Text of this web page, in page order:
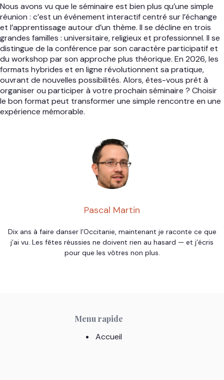
Nous avons vu que le séminaire est bien plus qu’une simple
réunion : c’est un événement interactif centré sur l’échange
et l’apprentissage autour d’un thème. Il se décline en trois
grandes familles : universitaire, religieux et professionnel. Il se
distingue de la conférence par son caractère participatif et
du workshop par son approche plus théorique. En 2026, les
formats hybrides et en ligne révolutionnent sa pratique,
ouvrant de nouvelles possibilités. Alors, êtes-vous prêt à
organiser ou participer à votre prochain séminaire ? Choisir
le bon format peut transformer une simple rencontre en une
expérience mémorable.
Pascal Martin
Dix ans à faire danser l’Occitanie, maintenant je raconte ce que
j’ai vu. Les fêtes réussies ne doivent rien au hasard — et j’écris
pour que les vôtres non plus.
Menu rapide
Accueil